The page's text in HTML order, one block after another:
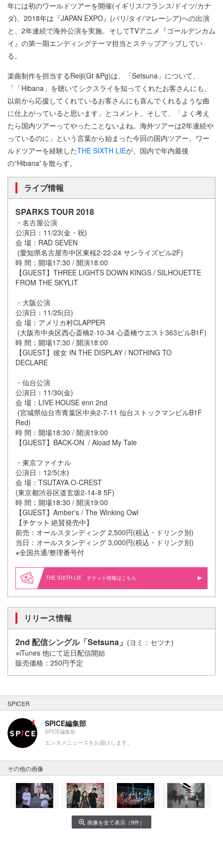
年には初のワールドツアーを開催(イギリス/フランス/ドイツ/カナ
ダ)、2018年は『JAPAN EXPO』(パリ/タイ/マレーシア)への出演
と、2年連続で海外公演を実施。そしてTVアニメ『ゴールデンカム
イ』の第一期エンディングテーマ担当とステップアップしてい
る。
楽曲制作を担当するReiji(Gt &Pg)は、「Setsuna」について、
「「Hibana」を聴いてシクスライを知ってくれたお客さんにも、
以前から応援してくれているお客さんにも喜んでくれるような曲
に仕上がっていると思います」とコメント。そして、「よく考え
たら国内ツアーってやったことないよね。海外ツアーは2年連続や
っているのに」という言葉から始まった今回の国内ツアー。ワー
ルドツアーを経験したTHE SIXTH LIEが、国内で年内最後
の“Hibana”を散らす。
ライブ情報
SPARKS TOUR 2018
・名古屋公演
公演日：11/23(金・祝)
会 場：RAD SEVEN
(愛知県名古屋市中区東桜2-22-24 サンライズビル2F)
時 間：開場17:30 / 開演18:00
【GUEST】THREE LIGHTS DOWN KINGS / SILHOUETTE
FROM THE SKYLIT
・大阪公演
公演日：11/25(日)
会 場：アメリカ村CLAPPER
(大阪市中央区西心斎橋2-10-34 心斎橋ウエスト363ビルB1F)
時 間：開場17:30 / 開演18:00
【GUEST】彼女 IN THE DISPLAY / NOTHING TO
DECLARE
・仙台公演
公演日：11/30(金)
会 場：LIVE HOUSE enn 2nd
(宮城県仙台市青葉区中央2-7-11 仙台ストックマンビルB1F
Red)
時 間：開場18:30 / 開演19:00
【GUEST】BACK-ON / Aload My Tale
・東京ファイナル
公演日：12/5(水)
会 場：TSUTAYA O-CREST
(東京都渋谷区道玄坂2-14-8 5F)
時 間：開場18:30 / 開演19:00
【GUEST】Amber's / The Winking Owl
【
絶賛発売中】
前売：オールスタンディング 2,500円(税込・ドリンク別)
当日：オールスタンディング 3,000円(税込・ドリンク別)
※全国共通/整理番号付
THE SIXTH LIE 情報はこちら
リリース情報
2nd 配信シングル「Setsuna」 (ヨミ：セツナ)
※iTunes 他にて近日配信開始
販売価格：250円予定
SPICER
SPICE編集部
SPICE編集部
エンタメニュースをお届けします。
その他の画像
画像を全て表示（9件）